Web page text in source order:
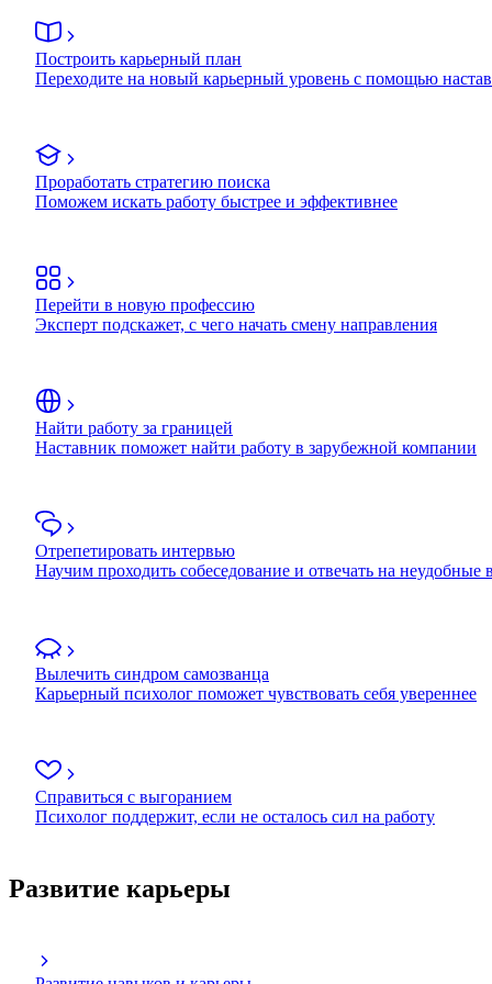
Построить карьерный план
Переходите на новый карьерный уровень с помощью
Проработать стратегию поиска
Поможем искать работу быстрее и эффективнее
Перейти в новую профессию
Эксперт подскажет, с чего начать смену направления
Найти работу за границей
Наставник поможет найти работу в зарубежной компании
Отрепетировать интервью
Научим проходить собеседование и отвечать на неудобные
Вылечить синдром самозванца
Карьерный психолог поможет чувствовать себя увереннее
Справиться с выгоранием
Психолог поддержит, если не осталось сил на работу
Развитие карьеры